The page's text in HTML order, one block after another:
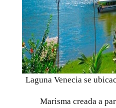
Laguna Venecia se
Marisma creada a